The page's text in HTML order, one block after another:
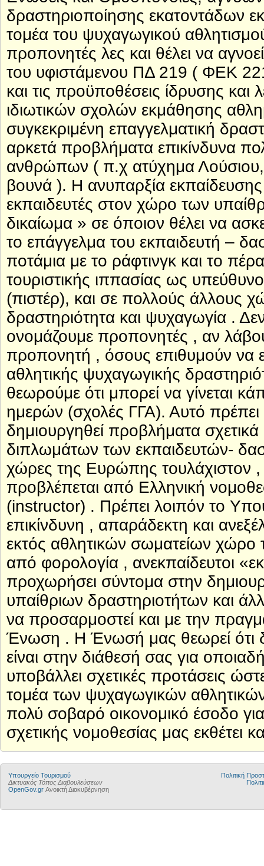
δραστηριοποίησης εκατοντάδων
τομέα του ψυχαγωγικού
προπονητές λες και θέλει να
του υφιστάμενου ΠΔ 219 ( ΦΕΚ
και τις προϋποθέσεις ίδρυσης και
ιδιωτικών σχολών εκμάθησης
συγκεκριμένη επαγγελματική
αρκετά προβλήματα επικίνδυνα
ανθρώπων ( π.χ ατύχημα Λούσιου,
βουνά ). Η ανυπαρξία εκπαίδευσης
εκπαιδευτές στον χώρο των
δικαίωμα » σε όποιον θέλει να
το επάγγελμα του εκπαιδευτή –
ποτάμια με το ράφτινγκ και το
τουριστικής ιππασίας ως
(πιστέρ), και σε πολλούς άλλους
δραστηριότητα και ψυχαγωγία .
ονομάζουμε προπονητές , αν
προπονητή , όσους επιθυμούν να
αθλητικής ψυχαγωγικής
θεωρούμε ότι μπορεί να γίνεται
ημερών (σχολές ΓΓΑ). Αυτό πρέπει
δημιουργηθεί προβλήματα σχετικά
διπλωμάτων των εκπαιδευτών-
χώρες της Ευρώπης τουλάχιστον ,
προβλέπεται από Ελληνική
(instructor) . Πρέπει λοιπόν το
επικίνδυνη , απαράδεκτη και
εκτός αθλητικών σωματείων χώρο
από φορολογία , ανεκπαίδευτοι
προχωρήσει σύντομα στην
υπαίθριων δραστηριοτήτων και
να προσαρμοστεί και με την
Ένωση . Η Ένωσή μας θεωρεί ότι
είναι στην διάθεσή σας για
υποβάλλει σχετικές προτάσεις
τομέα των ψυχαγωγικών
πολύ σοβαρό οικονομικό έσοδο
σχετικής νομοθεσίας μας εκθέτει
Υπουργείο Τουρισμού
Δικτυακός Τόπος Διαβουλεύσεων
OpenGov.gr Ανοικτή Διακυβέρνηση
Πολιτική